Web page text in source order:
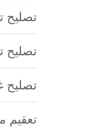
تصليح
تصليح
تصليح
تعقيم